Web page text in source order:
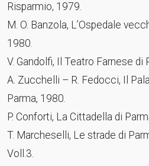
Risparmio, 1979.
M. O. Banzola, L’Ospedale
1980.
V. Gandolfi, Il Teatro Farnese di
A. Zucchelli – R. Fedocci, Il
Parma, 1980.
P. Conforti, La Cittadella di
T. Marcheselli, Le strade di
Voll.3.